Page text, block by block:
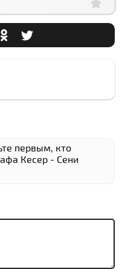
первым, кто
Кесер - Сени